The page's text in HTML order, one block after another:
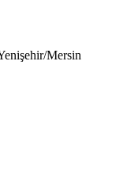
Mersin